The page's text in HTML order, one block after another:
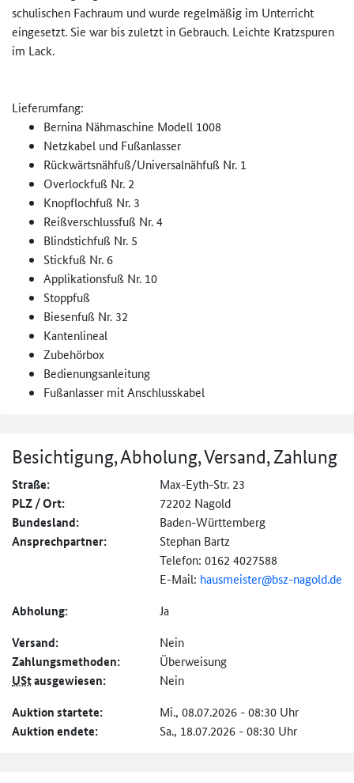
schulischen Fachraum und wurde regelmäßig im Unterricht
eingesetzt. Sie war bis zuletzt in Gebrauch. Leichte Kratzspuren
im Lack.
Lieferumfang:
Bernina Nähmaschine Modell 1008
Netzkabel und Fußanlasser
Rückwärtsnähfuß/Universalnähfu­ß Nr. 1
Overlockfuß Nr. 2
Knopflochfuß Nr. 3
Reißverschlussfuß Nr. 4
Blindstichfuß Nr. 5
Stickfuß Nr. 6
Applikationsfuß Nr. 10
Stoppfuß
Biesenfuß Nr. 32
Kantenlineal
Zubehörbox
Bedienungsanleitung
Fußanlasser mit Anschlusskabel
Besichtigung, Abholung, Versand, Zahlung
Straße: Max-Eyth-Str. 23
PLZ / Ort: 72202 Nagold
Bundesland: Baden-Württemberg
Ansprechpartner:
Stephan Bartz
Telefon: 0162 4027588
E-Mail: hausmeister@bsz-nagold.de
Abholung: Ja
Versand: Nein
Zahlungs­methoden: Überweisung
UStausgewiesen: Nein
Auktion startete: Mi., 08.07.2026 - 08:30 Uhr
Auktion endete: Sa., 18.07.2026 - 08:30 Uhr